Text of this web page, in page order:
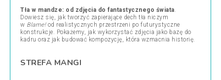
Tła w mandze: od zdjęcia do fantastycznego świata.
Dowiesz się, jak tworzyć zapierające dech tła niczym
w Blame!od realistycznych przestrzeni po futurystyczne
konstrukcje. Pokażemy, jak wykorzystać zdjęcia jako bazę do
kadru oraz jak budować kompozycję, która wzmacnia historię.
STREFA MANGI